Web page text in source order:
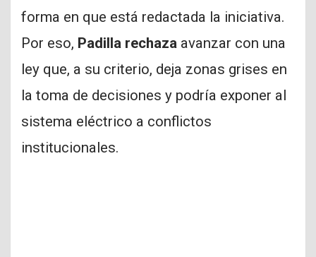
forma en que está redactada la iniciativa.
Por eso, Padilla rechaza avanzar con una
ley que, a su criterio, deja zonas grises en
la toma de decisiones y podría exponer al
sistema eléctrico a conflictos
institucionales.